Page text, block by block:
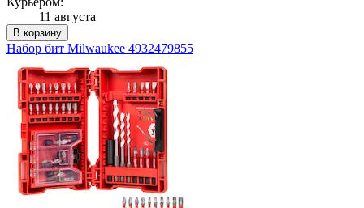
11 августа
В корзину
Набор бит Milwaukee 4932479855